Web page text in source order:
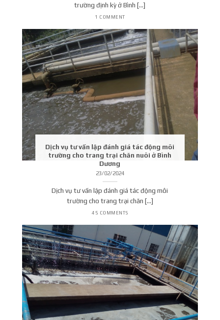
trường định kỳ ở Bình [...]
1 COMMENT
Dịch vụ tư vấn lập đánh giá tác động môi
trường cho trang trại chăn nuôi ở Bình
Dương
23/02/2024
Dịch vụ tư vấn lập đánh giá tác động môi
trường cho trang trại chăn [...]
45 COMMENTS